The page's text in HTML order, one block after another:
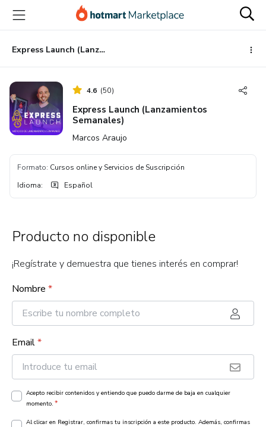
principal
página
de
página
Express Launch (Lanzamientos Semanales)
4.6 (50)
Express Launch (Lanzamientos
Semanales)
Marcos Araujo
Formato: Cursos online y Servicios de Suscripción
Idioma: Español
Producto no disponible
¡Regístrate y demuestra que tienes interés en comprar!
Nombre *
Email*
Acepto recibir contenidos y entiendo que puedo darme de baja en cualquier
momento. *
Al clicar en Registrar, confirmas tu inscripción a este producto. Además, confirmas